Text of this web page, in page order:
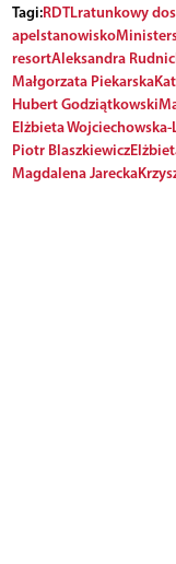
Tagi:RDTLratunkowy
apelstanowisko
resortAleksandra
Małgorzata Piekarska
Hubert Godziątkowski
Elżbieta
Piotr Blaszkiewicz
Magdalena Jarecka